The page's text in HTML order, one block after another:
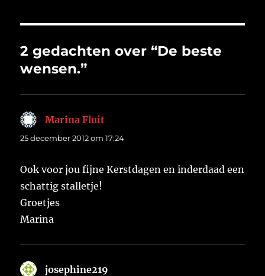
2 gedachten over “De beste
wensen.”
Marina Fluit
25 december 2012 om 17:24
Ook voor jou fijne Kerstdagen en inderdaad een
schattig stalletje!
Groetjes
Marina
josephine219